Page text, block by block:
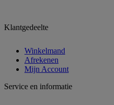
Klantgedeelte
Winkelmand
Afrekenen
Mijn Account
Service en informatie